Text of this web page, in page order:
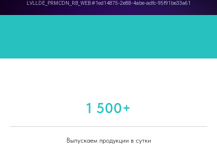
1 500+
Выпускаем продукции в сутки